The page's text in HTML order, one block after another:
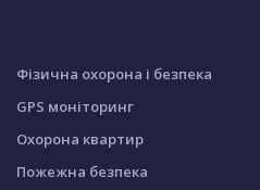
Фізична охорона і безпека
GPS моніторинг
Охорона квартир
Пожежна безпека